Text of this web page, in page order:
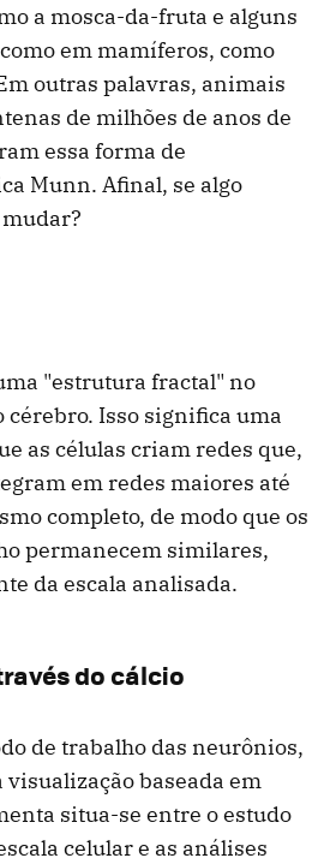
a mosca-da-fruta e alguns
em mamíferos, como
outras palavras, animais
de milhões de anos de
essa forma de
Munn. Afinal, se algo
"estrutura fractal" no
Isso significa uma
as células criam redes que,
em redes maiores até
completo, de modo que os
permanecem similares,
da escala analisada.
do cálcio
de trabalho das neurônios,
baseada em
situa-se entre o estudo
celular e as análises